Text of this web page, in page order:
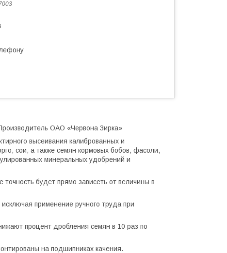
ОАО «Червона Зирка»
высеивания калиброванных и
сои, а также семян кормовых бобов, фасоли,
минеральных удобрений и
будет прямо зависеть от величины в
применение ручного труда при
процент дробления семян в 10 раз по
на подшипниках качения.